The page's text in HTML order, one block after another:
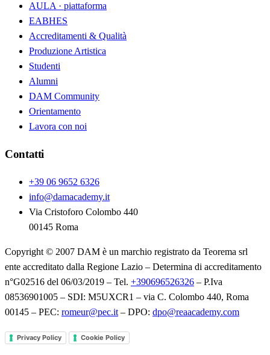
AULA · piattaforma
EABHES
Accreditamenti & Qualità
Produzione Artistica
Studenti
Alumni
DAM Community
Orientamento
Lavora con noi
Contatti
+39 06 9652 6326
info@damacademy.it
Via Cristoforo Colombo 440
00145 Roma
Copyright © 2007 DAM è un marchio registrato da Teorema srl
ente accreditato dalla Regione Lazio – Determina di accreditamento
n°G02516 del 06/03/2019 – Tel. +390696526326 – P.Iva
08536901005 – SDI: M5UXCR1 – via C. Colombo 440, Roma
00145 – PEC: romeur@pec.it – DPO: dpo@reaacademy.com
Privacy Policy Cookie Policy